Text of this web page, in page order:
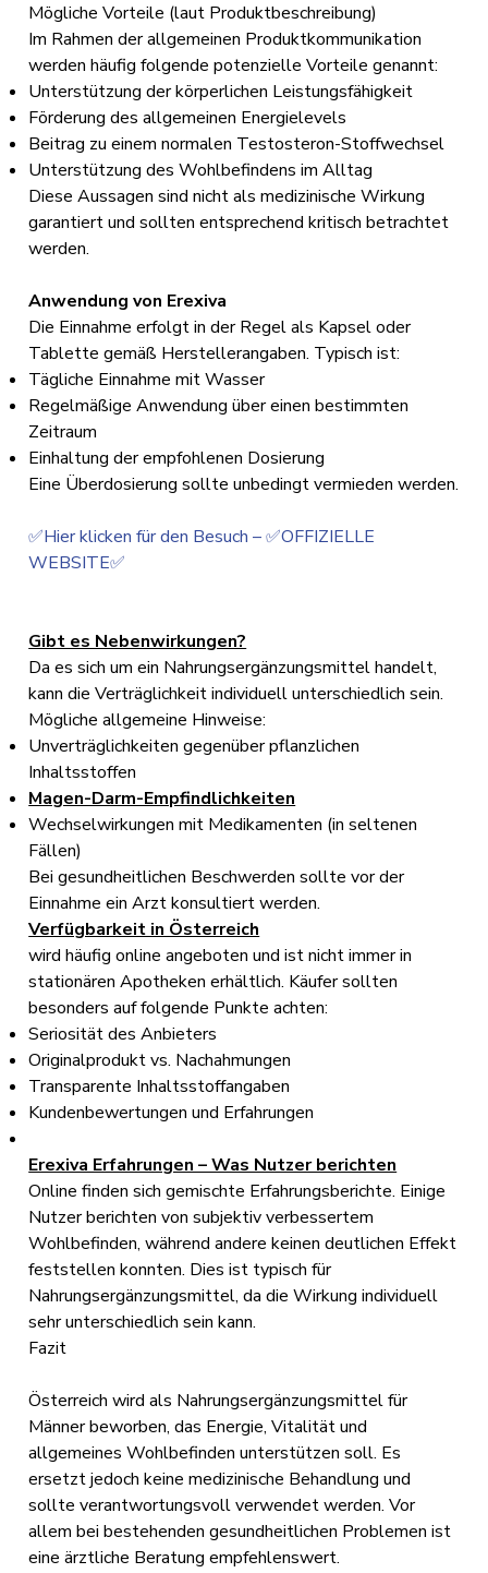
Mögliche Vorteile (laut Produktbeschreibung)
Im Rahmen der allgemeinen Produktkommunikation
werden häufig folgende potenzielle Vorteile genannt:
Unterstützung der körperlichen Leistungsfähigkeit
Förderung des allgemeinen Energielevels
Beitrag zu einem normalen Testosteron-Stoffwechsel
Unterstützung des Wohlbefindens im Alltag
Diese Aussagen sind nicht als medizinische Wirkung
garantiert und sollten entsprechend kritisch betrachtet
werden.
Anwendung von Erexiva
Die Einnahme erfolgt in der Regel als Kapsel oder
Tablette gemäß Herstellerangaben. Typisch ist:
Tägliche Einnahme mit Wasser
Regelmäßige Anwendung über einen bestimmten
Zeitraum
Einhaltung der empfohlenen Dosierung
Eine Überdosierung sollte unbedingt vermieden werden.
✅Hier klicken für den Besuch – ✅OFFIZIELLE
WEBSITE✅
Gibt es Nebenwirkungen?
Da es sich um ein Nahrungsergänzungsmittel handelt,
kann die Verträglichkeit individuell unterschiedlich sein.
Mögliche allgemeine Hinweise:
Unverträglichkeiten gegenüber pflanzlichen
Inhaltsstoffen
Magen-Darm-Empfindlichkeiten
Wechselwirkungen mit Medikamenten (in seltenen
Fällen)
Bei gesundheitlichen Beschwerden sollte vor der
Einnahme ein Arzt konsultiert werden.
Verfügbarkeit in Österreich
wird häufig online angeboten und ist nicht immer in
stationären Apotheken erhältlich. Käufer sollten
besonders auf folgende Punkte achten:
Seriosität des Anbieters
Originalprodukt vs. Nachahmungen
Transparente Inhaltsstoffangaben
Kundenbewertungen und Erfahrungen
Erexiva Erfahrungen – Was Nutzer berichten
Online finden sich gemischte Erfahrungsberichte. Einige
Nutzer berichten von subjektiv verbessertem
Wohlbefinden, während andere keinen deutlichen Effekt
feststellen konnten. Dies ist typisch für
Nahrungsergänzungsmittel, da die Wirkung individuell
sehr unterschiedlich sein kann.
Fazit
Österreich wird als Nahrungsergänzungsmittel für
Männer beworben, das Energie, Vitalität und
allgemeines Wohlbefinden unterstützen soll. Es
ersetzt jedoch keine medizinische Behandlung und
sollte verantwortungsvoll verwendet werden. Vor
allem bei bestehenden gesundheitlichen Problemen ist
eine ärztliche Beratung empfehlenswert.